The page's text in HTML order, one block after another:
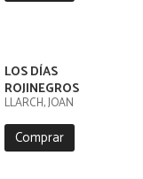
LOS DÍAS
ROJINEGROS
LLARCH, JOAN
Comprar